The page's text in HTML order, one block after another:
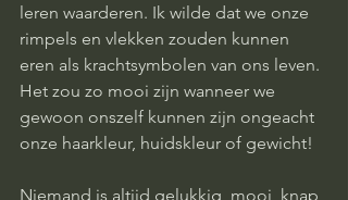
leren waarderen. Ik wilde dat we onze
rimpels en vlekken zouden kunnen
eren als krachtsymbolen van ons leven.
Het zou zo mooi zijn wanneer we
gewoon onszelf kunnen zijn ongeacht
onze haarkleur, huidskleur of gewicht!
Niemand is altijd gelukkig, mooi, knap